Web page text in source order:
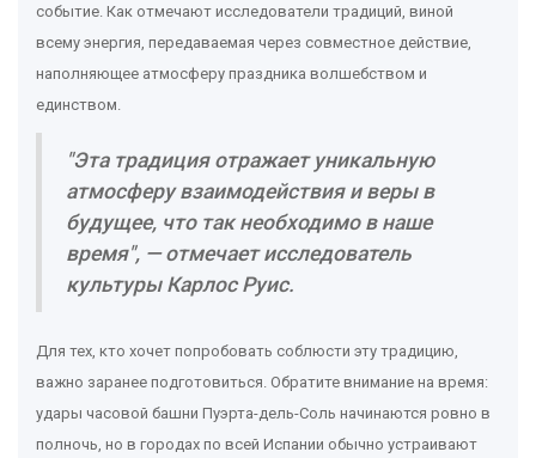
событие. Как отмечают исследователи традиций, виной
всему энергия, передаваемая через совместное действие,
наполняющее атмосферу праздника волшебством и
единством.
"Эта традиция отражает уникальную
атмосферу взаимодействия и веры в
будущее, что так необходимо в наше
время", — отмечает исследователь
культуры Карлос Руис.
Для тех, кто хочет попробовать соблюсти эту традицию,
важно заранее подготовиться. Обратите внимание на время:
удары часовой башни Пуэрта-дель-Соль начинаются ровно в
полночь, но в городах по всей Испании обычно устраивают